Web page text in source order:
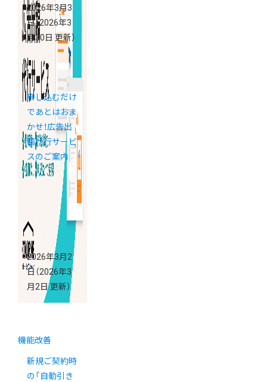
2026年3月3
日（2026年3
月30日 更新）
申し込むだけ
であとはおま
かせ！広告出
稿代行サービ
スのご案内
2026年3月2
日 （2026年3
月2日 更新）
機能改善
新規ご契約時
の「自動引き